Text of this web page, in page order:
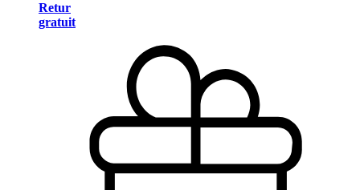
Retur
gratuit